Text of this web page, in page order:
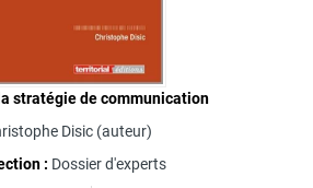
stratégie de communication
Disic (auteur)
: Dossier d'experts